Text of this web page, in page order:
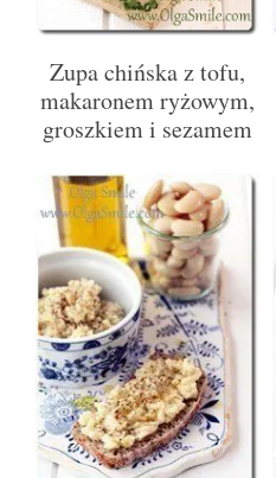
Zupa chińska z tofu,
makaronem ryżowym,
groszkiem i sezamem